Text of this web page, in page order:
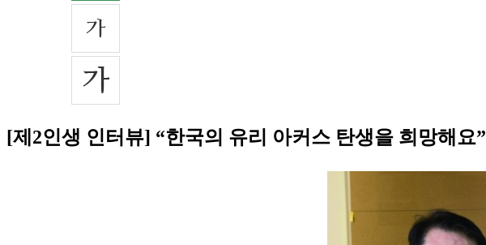
[제2인생 인터뷰] “한국의 유리 아커스 탄생을 희망해요”